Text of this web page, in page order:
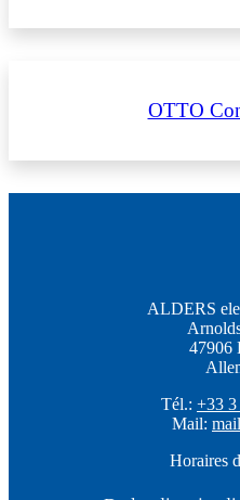
OTTO
ALDERS
47906
Tél.: +33 3
Mail:
Horaires